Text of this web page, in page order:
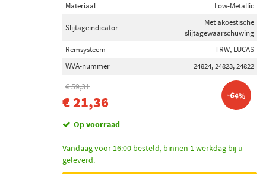
Materiaal Low-Metallic
Slijtageindicator
Met akoestische
slijtagewaarschuwing
Remsysteem
TRW, LUCAS
WVA-nummer
24824, 24823, 24822
€ 59,31
€ 21,36 -64%
Op voorraad
Vandaag voor 16:00 besteld, binnen 1 werkdag bij u
geleverd.